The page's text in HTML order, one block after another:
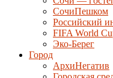
СочиПешком
Российский
FIFA World
Эко-Берег
Город
АрхиНегатив